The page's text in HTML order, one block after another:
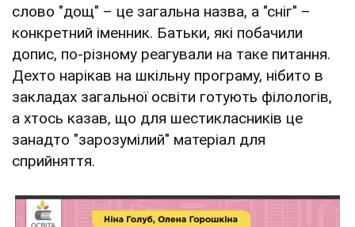
слово "дощ" – це загальна назва, а "сніг" –
конкретний іменник. Батьки, які побачили
допис, по-різному реагували на таке питання.
Дехто нарікав на шкільну програму, нібито в
закладах загальної освіти готують філологів,
а хтось казав, що для шестикласників це
занадто "зарозумілий" матеріал для
сприйняття.